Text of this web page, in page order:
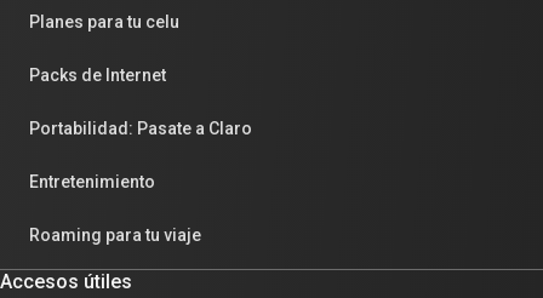
Planes para tu celu
Packs de Internet
Portabilidad: Pasate a Claro
Entretenimiento
Roaming para tu viaje
Accesos útiles